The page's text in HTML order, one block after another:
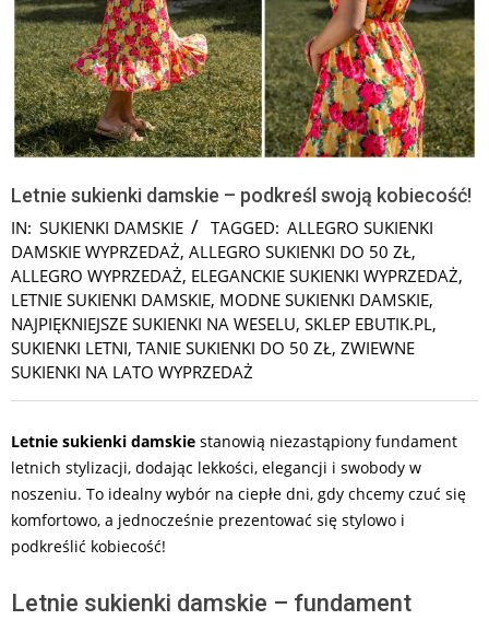
Letnie sukienki damskie – podkreśl swoją kobiecość!
IN: SUKIENKI DAMSKIE TAGGED: ALLEGRO SUKIENKI
DAMSKIE WYPRZEDAŻ, ALLEGRO SUKIENKI DO 50 ZŁ,
ALLEGRO WYPRZEDAŻ, ELEGANCKIE SUKIENKI WYPRZEDAŻ,
LETNIE SUKIENKI DAMSKIE, MODNE SUKIENKI DAMSKIE,
NAJPIĘKNIEJSZE SUKIENKI NA WESELU, SKLEP EBUTIK.PL,
SUKIENKI LETNI, TANIE SUKIENKI DO 50 ZŁ, ZWIEWNE
SUKIENKI NA LATO WYPRZEDAŻ
Letnie sukienki damskie stanowią niezastąpiony fundament
letnich stylizacji, dodając lekkości, elegancji i swobody w
noszeniu. To idealny wybór na ciepłe dni, gdy chcemy czuć się
komfortowo, a jednocześnie prezentować się stylowo i
podkreślić kobiecość!
Letnie sukienki damskie – fundament